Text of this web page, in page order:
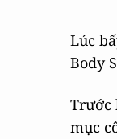
Lúc
Body
Trước
mục